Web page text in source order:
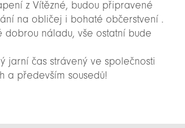
z Vítězné, budou připravené
na obličej i bohaté občerstvení .
dobrou náladu, vše ostatní bude
jarní čas strávený ve společnosti
a především sousedů!